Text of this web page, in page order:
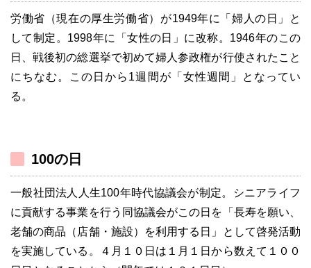
労働省（現在の厚生労働省）が1949年に「婦人の日」と
して制定。1998年に「女性の日」に改称。1946年のこの
日、戦後初の総選挙で初めて婦人参政権が行使されたこと
にちなむ。この日から1週間が「女性週間」となってい
る。
100の日
一般社団法人人生100年時代協議会が制定。シニアライフ
に貢献する事業を行う同協議会がこの日を「長寿を願い、
老舗の商品（店舗・施設）を利用する日」として啓発活動
を実施している。４月１０日は１月１日から数えて１００